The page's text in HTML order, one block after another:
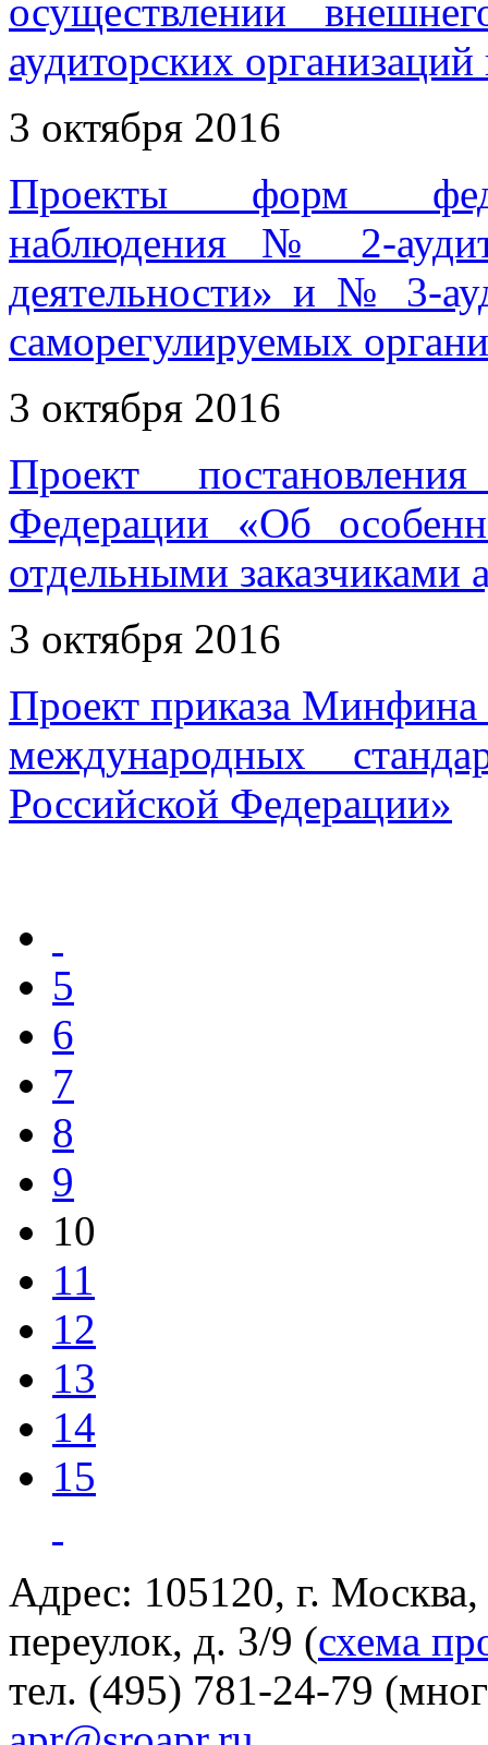
осуществлении
аудиторских
3 октября 2016
Проекты форм
наблюдения № 2-
деятельности» и № 3-
саморегулируемых
3 октября 2016
Проект
Федерации «Об
отдельными заказчиками
3 октября 2016
Проект приказа Минфина
международных
Российской Федерации»
5
6
7
8
9
10
11
12
13
14
15
Адрес: 105120, г.
переулок, д. 3/9 (схема
тел. (495) 781-24-79